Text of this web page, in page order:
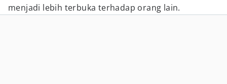
menjadi lebih terbuka terhadap orang lain.